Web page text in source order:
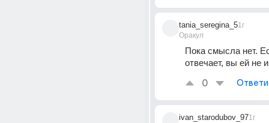
tania_seregina_5
Оракул
1г
Пока смысла нет.
отвечает, вы ей не
0
ivan_starodubov_971г